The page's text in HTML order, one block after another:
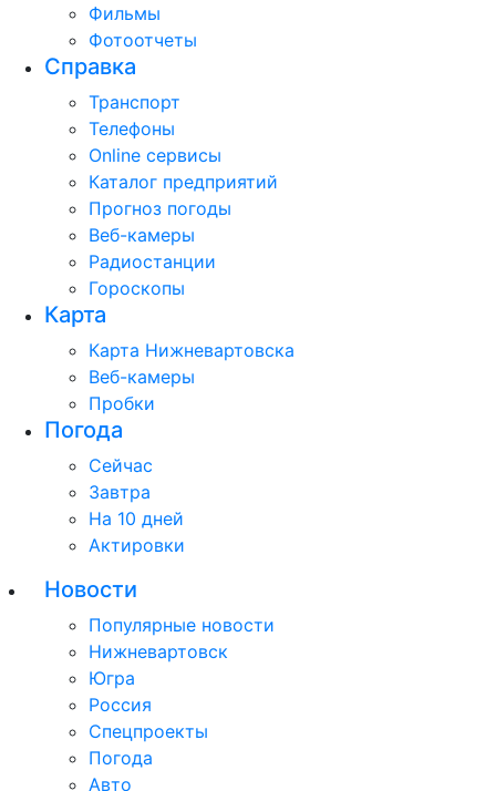
Фильмы
Фотоотчеты
Справка
Транспорт
Телефоны
Online сервисы
Каталог предприятий
Прогноз погоды
Веб-камеры
Радиостанции
Гороскопы
Карта
Карта Нижневартовска
Веб-камеры
Пробки
Погода
Сейчас
Завтра
На 10 дней
Актировки
Новости
Популярные новости
Нижневартовск
Югра
Россия
Спецпроекты
Погода
Авто